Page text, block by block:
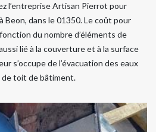
l’entreprise Artisan Pierrot pour
Beon, dans le 01350. Le coût pour
du nombre d’éléments de
lié à la couverture et à la surface
s’occupe de l’évacuation des eaux
de toit de bâtiment.